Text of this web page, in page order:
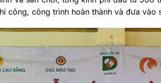
công, công trình hoàn thành và đưa vào